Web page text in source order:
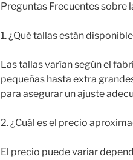
Preguntas Frecuentes sobre
1. ¿Qué tallas están
Las tallas varían según el
pequeñas hasta extra
para asegurar un ajuste
2. ¿Cuál es el precio
El precio puede variar